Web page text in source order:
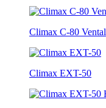
Climax C-80 Vental
Climax EXT-50